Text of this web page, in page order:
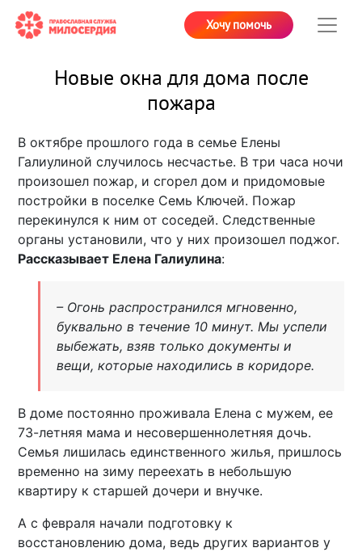
Хочу помочь
Новые окна для дома после
пожара
В октябре прошлого года в семье Елены
Галиулиной случилось несчастье. В три часа ночи
произошел пожар, и сгорел дом и придомовые
постройки в поселке Семь Ключей. Пожар
перекинулся к ним от соседей. Следственные
органы установили, что у них произошел поджог.
Рассказывает Елена Галиулина:
– Огонь распространился мгновенно,
буквально в течение 10 минут. Мы успели
выбежать, взяв только документы и
вещи, которые находились в коридоре.
В доме постоянно проживала Елена с мужем, ее
73-летняя мама и несовершеннолетняя дочь.
Семья лишилась единственного жилья, пришлось
временно на зиму переехать в небольшую
квартиру к старшей дочери и внучке.
А с февраля начали подготовку к
восстановлению дома, ведь других вариантов у